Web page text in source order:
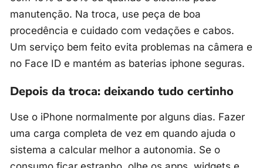
manutenção. Na troca, use peça de boa
procedência e cuidado com vedações e cabos.
Um serviço bem feito evita problemas na câmera e
no Face ID e mantém as baterias iphone seguras.
Depois da troca: deixando tudo certinho
Use o iPhone normalmente por alguns dias. Fazer
uma carga completa de vez em quando ajuda o
sistema a calcular melhor a autonomia. Se o